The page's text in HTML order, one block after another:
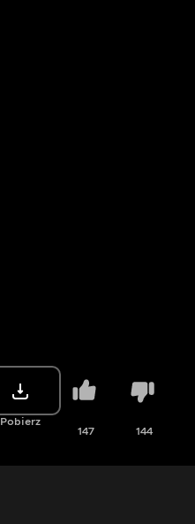
Pobierz
147 144